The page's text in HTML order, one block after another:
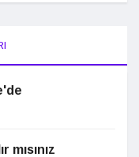
mısınız